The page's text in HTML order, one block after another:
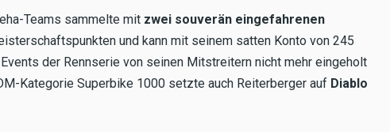
Teams sammelte mit zwei souverän eingefahrenen
und kann mit seinem satten Konto von 245
der Rennserie von seinen Mitstreitern nicht mehr eingeholt
Kategorie Superbike 1000 setzte auch Reiterberger auf Diablo